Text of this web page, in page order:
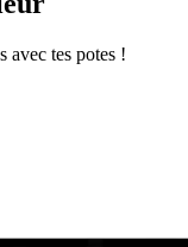
avec tes potes !